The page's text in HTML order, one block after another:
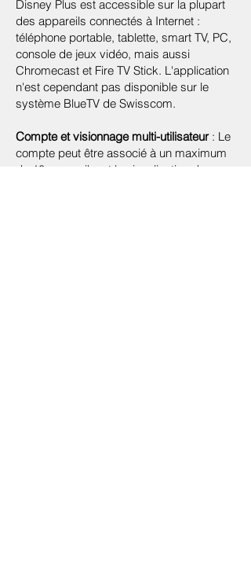
Disney Plus est accessible sur la plupart
des appareils connectés à Internet :
téléphone portable, tablette, smart TV, PC,
console de jeux vidéo, mais aussi
Chromecast et Fire TV Stick. L'application
n'est cependant pas disponible sur le
système BlueTV de Swisscom.
Compte et visionnage multi-utilisateur: Le
compte peut être associé à un maximum
de 10 appareils, et la visualisation du